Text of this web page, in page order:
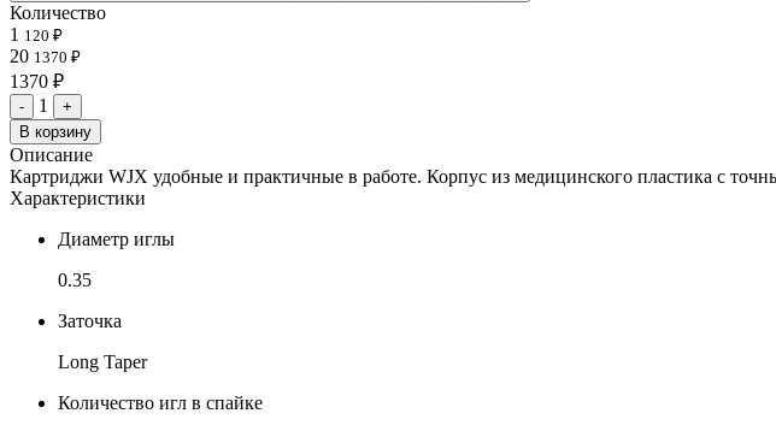
Количество
1 120 ₽
20 1370 ₽
1370 ₽
- 1
+
В корзину
Описание
Картриджи WJX удобные и практичные в работе. Корпус из медицинского пластика с
Характеристики
Диаметр иглы
0.35
Заточка
Long Taper
Количество игл в спайке